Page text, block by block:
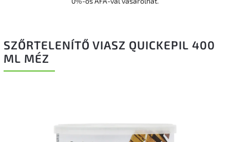
SZŐRTELENÍTŐ VIASZ QUICKEPIL 400
ML MÉZ